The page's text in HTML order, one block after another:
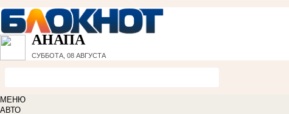
АНАПА
СУББОТА, 08 АВГУСТА
МЕНЮ
АВТО